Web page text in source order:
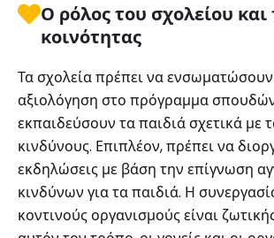
Ο ρόλος του σχολείου και
κοινότητας
Τα σχολεία πρέπει να
αξιολόγηση στο πρόγραμμα
εκπαιδεύσουν τα παιδιά σχετικά με
κινδύνους. Επιπλέον, πρέπει να
εκδηλώσεις με βάση την επίγνωση
κινδύνων για τα παιδιά. Η
κοντινούς οργανισμούς είναι